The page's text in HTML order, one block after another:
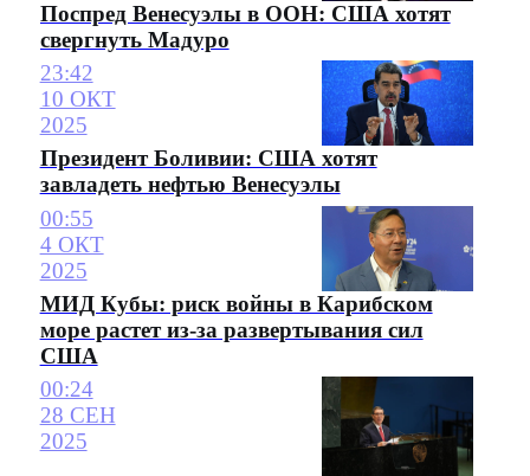
Поспред Венесуэлы в ООН: США хотят
свергнуть Мадуро
23:42
10 ОКТ
2025
Президент Боливии: США хотят
завладеть нефтью Венесуэлы
00:55
4 ОКТ
2025
МИД Кубы: риск войны в Карибском
море растет из-за развертывания сил
США
00:24
28 СЕН
2025